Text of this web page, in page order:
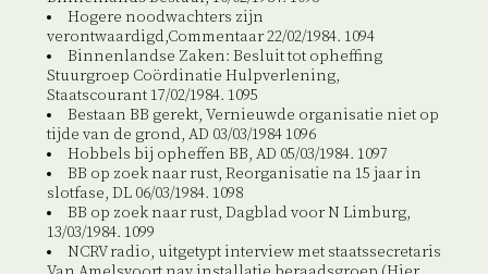
Hogere noodwachters zijn
verontwaardigd,Commentaar 22/02/1984. 1094
Binnenlandse Zaken: Besluit tot opheffing
Stuurgroep Coördinatie Hulpverlening,
Staatscourant 17/02/1984. 1095
Bestaan BB gerekt, Vernieuwde organisatie niet op
tijde van de grond, AD 03/03/1984 1096
Hobbels bij opheffen BB, AD 05/03/1984. 1097
BB op zoek naar rust, Reorganisatie na 15 jaar in
slotfase, DL 06/03/1984. 1098
BB op zoek naar rust, Dagblad voor N Limburg,
13/03/1984. 1099
NCRV radio, uitgetypt interview met staatssecretaris